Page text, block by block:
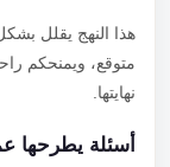
هذا النهج يقلل
متوقع، ويمنحكم
نهايتها.
أسئلة يطرحها